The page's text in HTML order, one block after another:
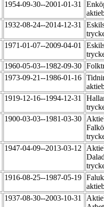
1954-09-30--2001-01-31
1932-08-24--2014-12-31
1971-01-07--2009-04-01
1960-05-03--1982-09-30
1973-09-21--1986-01-16
1919-12-16--1994-12-31
1900-03-03--1981-03-30
1947-04-09--2013-03-12
1916-08-25--1987-05-19
1937-08-30--2003-10-31